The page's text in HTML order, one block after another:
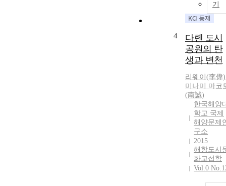
기
4
다롄 도시
공원의 탄
생과 변천
리 웨이(李偉)
미나미 마코
(南誠)
한국해양
학교 국제
해양문제
구소
2015
해항도시
화교섭학
Vol.0